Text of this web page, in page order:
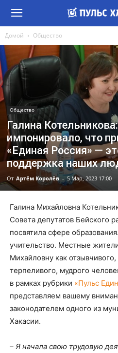
Домой Общество
Общество
Галина
импонировало, что
«Единая Россия» —
поддержка наших
От Артём Королёв - 5 Мар, 2023 17:00
Галина Михайловна
Совета депутатов Бейского
посвятила сфере
учительство. Местные
Михайловну как
терпеливого, мудрого
в рамках рубрики «Пульс
представляем вашему
законодателем одного из
Хакасии.
– Я начала свою трудовую